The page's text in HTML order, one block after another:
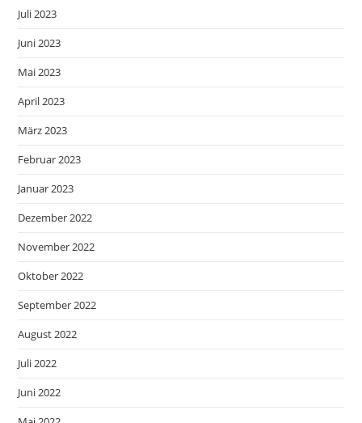
Juli 2023
Juni 2023
Mai 2023
April 2023
März 2023
Februar 2023
Januar 2023
Dezember 2022
November 2022
Oktober 2022
September 2022
August 2022
Juli 2022
Juni 2022